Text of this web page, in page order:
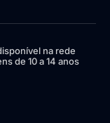
na rede
de 10 a 14 anos